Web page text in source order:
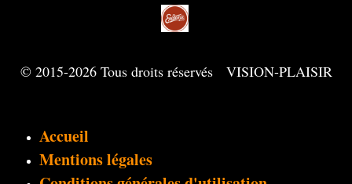
© 2015-2026 Tous droits réservés VISION-PLAISIR
Accueil
Mentions légales